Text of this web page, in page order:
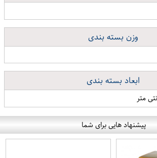
وزن بسته بندی
ابعاد بسته بندی
پیشنهاد هایی برای شما